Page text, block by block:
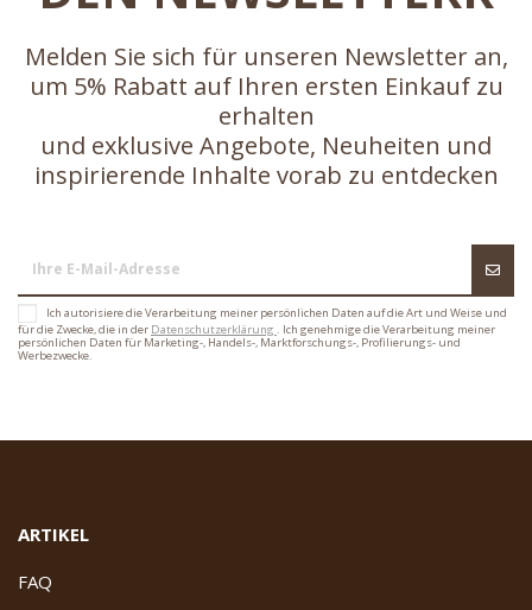
Melden Sie sich für unseren Newsletter an,
um 5% Rabatt auf Ihren ersten Einkauf zu
erhalten
und exklusive Angebote, Neuheiten und
inspirierende Inhalte vorab zu entdecken
Ich autorisiere die Verarbeitung meiner persönlichen Daten auf die Art und Weise und
für die Zwecke, die in der Datenschutzerklärung . Ich genehmige die Verarbeitung meiner
persönlichen Daten für Marketing-, Handels-, Marktforschungs-, Profilierungs- und
Werbezwecke.
ARTIKEL
FAQ